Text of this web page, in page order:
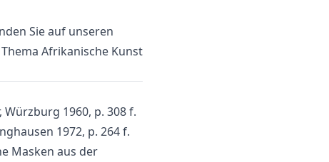
Sie auf unseren
Afrikanische Kunst
1960, p. 308 f.
1972, p. 264 f.
Masken aus der